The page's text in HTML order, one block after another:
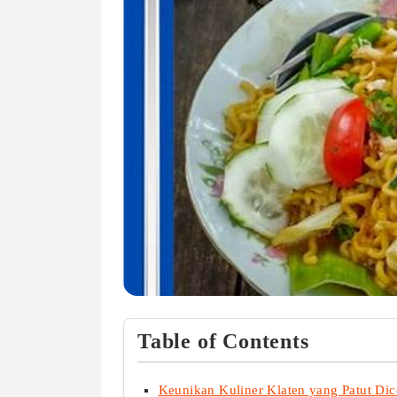
Table of Contents
Keunikan Kuliner Klaten yang Patut